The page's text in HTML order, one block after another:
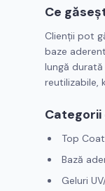
Ce
Clienții pot
baze
lungă
reutilizabile,
Top
Bază
Geluri